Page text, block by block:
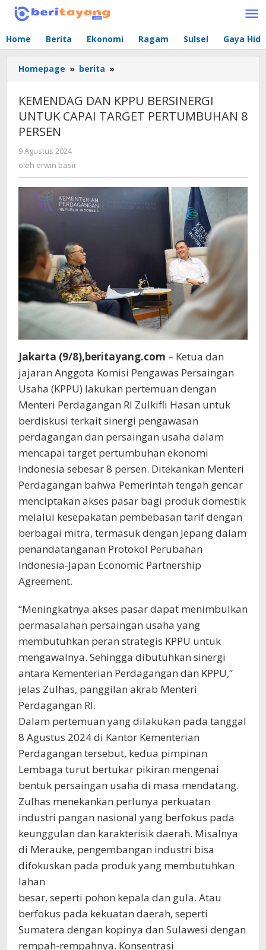
Lewati
Home Berita Ekonomi Ragam Sulsel Gaya
Homepage » berita »
DAN
BERSINERGI
UNTUK
PERSEN
KEMENDAG DAN KPPU BERSINERGI
UNTUK CAPAI TARGET PERTUMBUHAN 8
PERSEN
9 Agustus 2024
oleh erwin basir
Jakarta (9/8),beritayang.com – Ketua dan
jajaran Anggota Komisi Pengawas Persaingan
Usaha (KPPU) lakukan pertemuan dengan
Menteri Perdagangan RI Zulkifli Hasan untuk
berdiskusi terkait sinergi pengawasan
perdagangan dan persaingan usaha dalam
mencapai target pertumbuhan ekonomi
Indonesia sebesar 8 persen. Ditekankan Menteri
Perdagangan bahwa Pemerintah tengah gencar
menciptakan akses pasar bagi produk domestik
melalui kesepakatan pembebasan tarif dengan
berbagai mitra, termasuk dengan Jepang dalam
penandatanganan Protokol Perubahan
Indonesia-Japan Economic Partnership
Agreement.
“Meningkatnya akses pasar dapat menimbulkan
permasalahan persaingan usaha yang
membutuhkan peran strategis KPPU untuk
mengawalnya. Sehingga dibutuhkan sinergi
antara Kementerian Perdagangan dan KPPU,”
jelas Zulhas, panggilan akrab Menteri
Perdagangan RI.
Dalam pertemuan yang dilakukan pada tanggal
8 Agustus 2024 di Kantor Kementerian
Perdagangan tersebut, kedua pimpinan
Lembaga turut bertukar pikiran mengenai
bentuk persaingan usaha di masa mendatang.
Zulhas menekankan perlunya perkuatan
industri pangan nasional yang berfokus pada
keunggulan dan karakterisik daerah. Misalnya
di Merauke, pengembangan industri bisa
difokuskan pada produk yang membutuhkan
lahan
besar, seperti pohon kepala dan gula. Atau
berfokus pada kekuatan daerah, seperti
Sumatera dengan kopinya dan Sulawesi dengan
rempah-rempahnya. Konsentrasi